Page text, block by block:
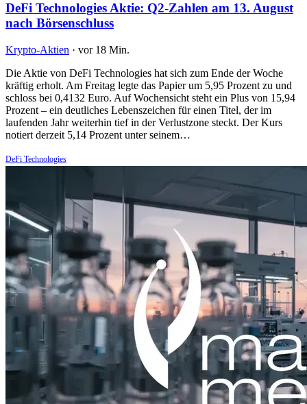
DeFi Technologies Aktie: Q2-Zahlen am 13. August
nach Börsenschluss
Krypto-Aktien · vor 18 Min.
Die Aktie von DeFi Technologies hat sich zum Ende der Woche
kräftig erholt. Am Freitag legte das Papier um 5,95 Prozent zu und
schloss bei 0,4132 Euro. Auf Wochensicht steht ein Plus von 15,94
Prozent – ein deutliches Lebenszeichen für einen Titel, der im
laufenden Jahr weiterhin tief in der Verlustzone steckt. Der Kurs
notiert derzeit 5,14 Prozent unter seinem…
DeFi Technologies